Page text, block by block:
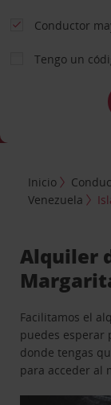
Conductor
Tengo un
Inicio
Venezuela
Alquiler
Facilitamos el
puedes esperar
donde tengas
para acceder al